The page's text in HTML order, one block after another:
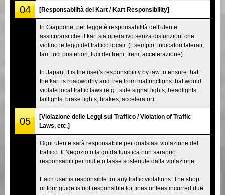
04 [Responsabilità del Kart / Kart Responsibility]
In Giappone, per legge è responsabilità dell'utente
assicurarsi che il kart sia operativo senza disfunzioni che
violino le leggi del traffico locali. (Esempio: indicatori laterali,
fari, luci posteriori, luci dei freni, freni, accelerazione)
In Japan, it is the user's responsibility by law to ensure that
the kart is roadworthy and free from malfunctions that would
violate local traffic laws (e.g., side signal lights, headlights,
taillights, brake lights, brakes, accelerator).
05
[Violazione delle Leggi sul Traffico / Violation of Traffic
Laws, etc.]
Ogni utente sarà responsabile per qualsiasi violazione del
traffico. Il Negozio o la guida turistica non saranno
responsabili per multe o tasse sostenute dalla violazione.
Each user is responsible for any traffic violations. The shop
or tour guide is not responsible for fines or fees incurred due